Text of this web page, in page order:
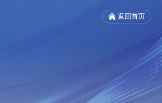
 返回首页